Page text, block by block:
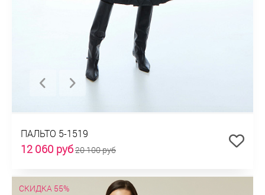
ПАЛЬТО 5-1519
12 060 руб20 100 руб
СКИДКА 55%